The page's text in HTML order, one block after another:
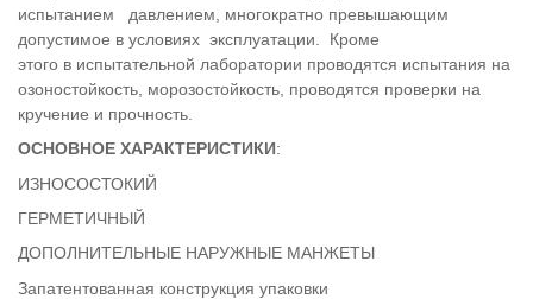
испытанием давлением, многократно превышающим
допустимое в условиях эксплуатации. Кроме
этого в испытательной лаборатории проводятся испытания на
озоностойкость, морозостойкость, проводятся проверки на
кручение и прочность.
ОСНОВНОЕ ХАРАКТЕРИСТИКИ:
ИЗНОСОСТОКИЙ
ГЕРМЕТИЧНЫЙ
ДОПОЛНИТЕЛЬНЫЕ НАРУЖНЫЕ МАНЖЕТЫ
Запатентованная конструкция упаковки